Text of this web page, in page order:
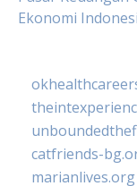
Ekonomi
catfriends-
marianlives.org